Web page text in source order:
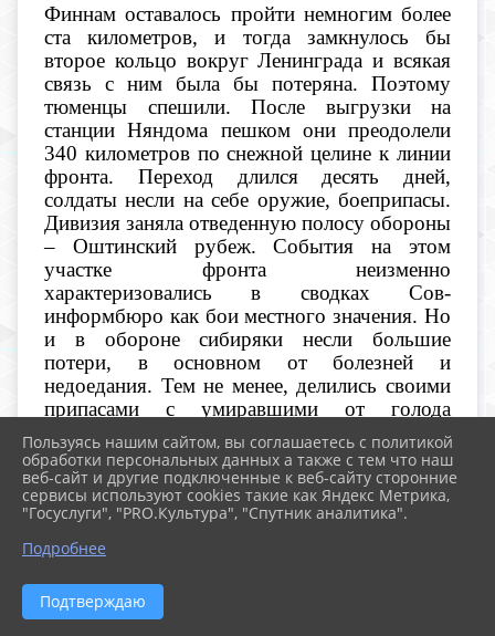
Финнам оставалось пройти немногим более
ста километров, и тогда замкнулось бы
второе кольцо вокруг Ленинграда и всякая
связь с ним была бы потеряна. Поэтому
тюменцы спешили. После выгрузки на
станции Няндома пешком они преодолели
340 километров по снежной целине к линии
фронта. Переход длился десять дней,
солдаты несли на себе оружие, боеприпасы.
Дивизия заняла отведенную полосу обороны
– Оштинский рубеж. События на этом
участке фронта неизменно
характеризовались в сводках Сов-
информбюро как бои местного значения. Но
и в обороне сибиряки несли большие
потери, в основном от болезней и
недоедания. Тем не менее, делились своими
припасами с умиравшими от голода
ленинградцами.
На Оштинском рубеже сибиряки держали
оборону до июля 1944 года.
К сентябрю 1944 года 368-я сибирская
дивизия подошла к границам Финляндии,
тем самым создав предпосылки для
ускорения ее выхода из войны. Однако 200-
Пользуясь нашим сайтом, вы соглашаетесь с политикой
обработки персональных данных а также с тем что наш
веб-сайт и другие подключенные к веб-сайту сторонние
сервисы используют cookies такие как Яндекс Метрика,
"Госуслуги", "PRO.Культура", "Спутник аналитика".
Подробнее
Подтверждаю